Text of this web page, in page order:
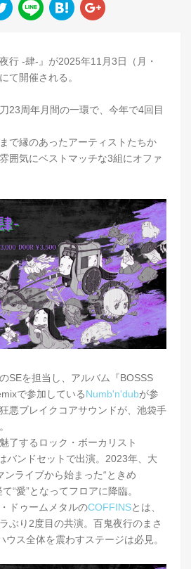
行 -肆-』が2025年11月3日（月・
て開催される。
23周年月間の一環で、今年で4回目
で縁のあったアーティストたちか
囲気にベストマッチな3組にオファ
SEを担当し、アルバム『BOSSS
で参加しているNumb'n'dubが参
悪ブレイクコアサウンドが、池袋手
了するロック・ボーカリスト
バンドセットで出演。2023年、大
ライブから始まった“ときめ
“愛”となってフロアに降臨。
ドゥームメタルのCOFFINSとは、
ぶり2度目の共演。百鬼夜行のまさ
ウス全体を震わすステージは必見。